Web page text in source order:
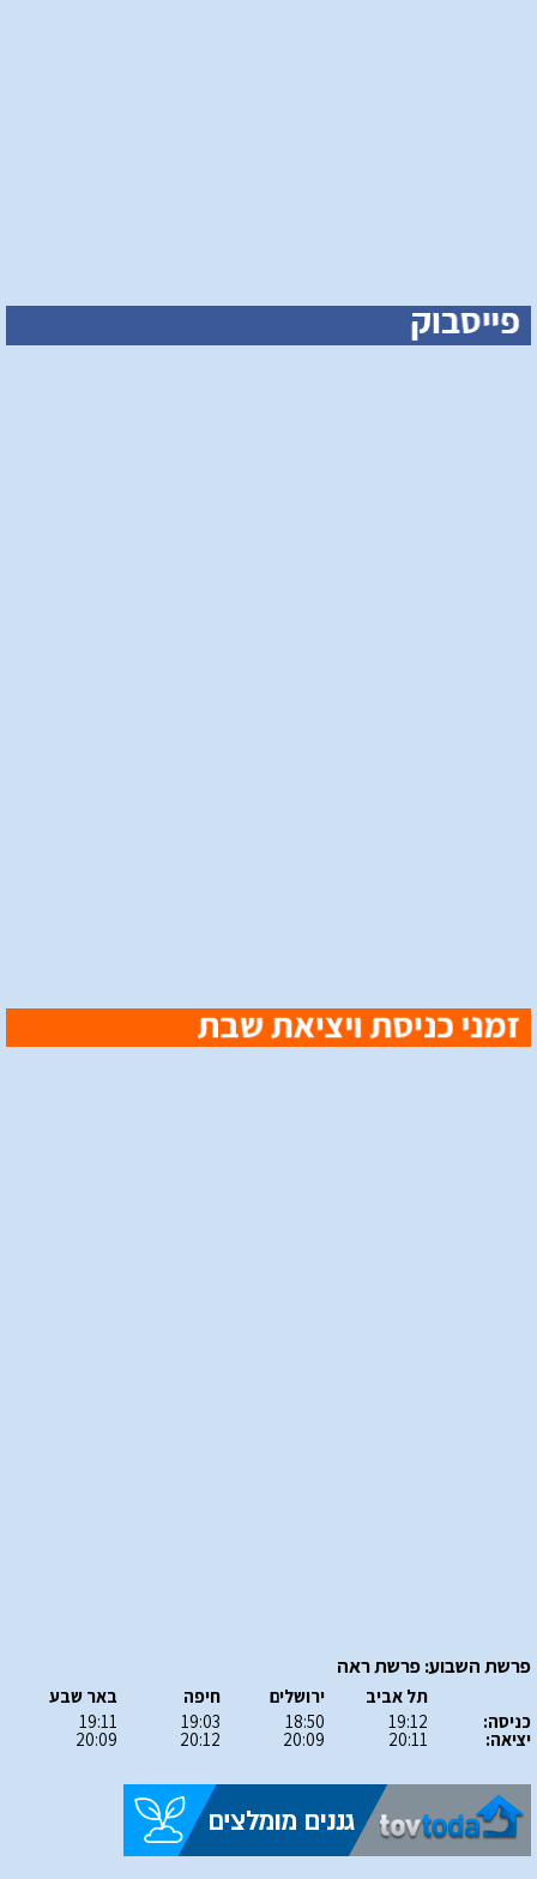
פרשת השבוע: פרשת ראה
כניסה:
יציאה:
תל אביב
19:12
20:11
ירושלים
18:50
20:09
חיפה
19:03
20:12
באר שבע
19:11
20:09